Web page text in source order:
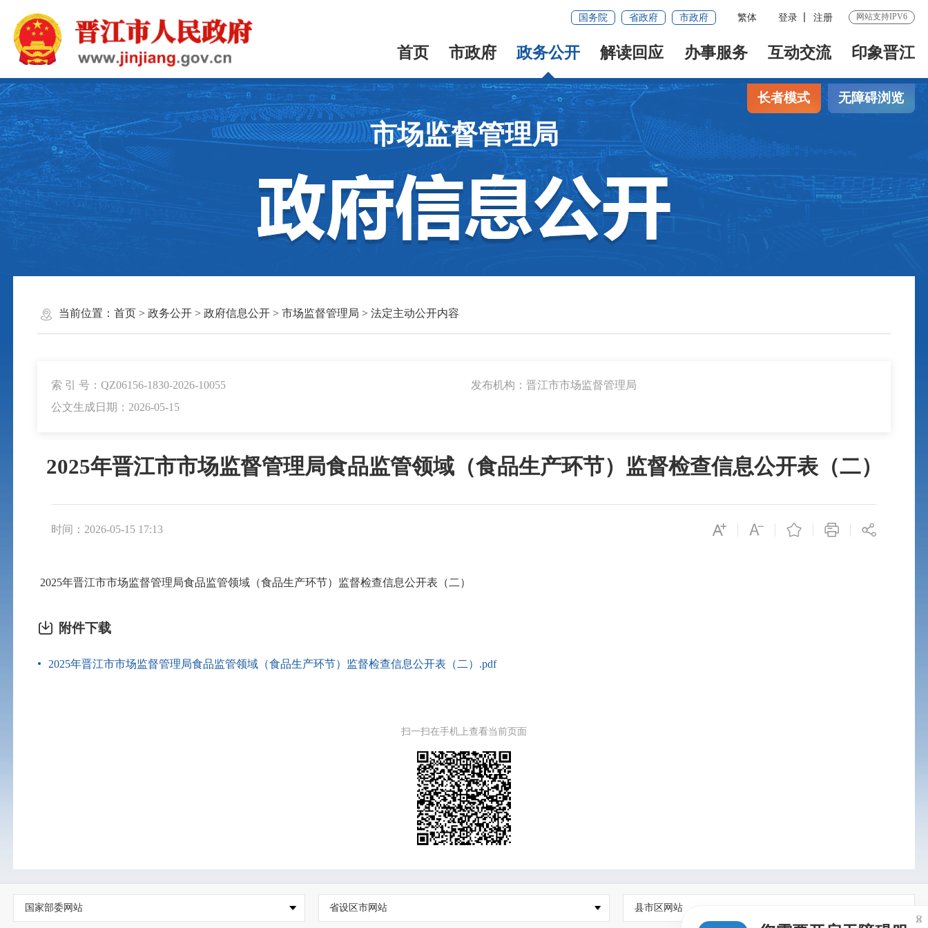
国务院 省政府 市政府 繁体 登录 注册 网站支持IPV6
首页 市政府 政务公开 解读回应 办事服务 互动交流 印象晋江
长者模式 无障碍浏览
市场监督管理局
当前位置： 首页> 政务公开> 政府信息公开> 市场监督管理局 > 法定主动公开内容
索 引 号：QZ06156-1830-2026-10055
发布机构：晋江市市场监督管理局
公文生成日期：2026-05-15
2025年晋江市市场监督管理局食品监管领域（食品生产环节）监督检查信息公开表（二）
时间：2026-05-15 17:13
2025年晋江市市场监督管理局食品监管领域（食品生产环节）监督检查信息公开表（二）
附件下载
2025年晋江市市场监督管理局食品监管领域（食品生产环节）监督检查信息公开表（二）.pdf
扫一扫在手机上查看当前页面
国家部委网站 省设区市网站 县市区网站
